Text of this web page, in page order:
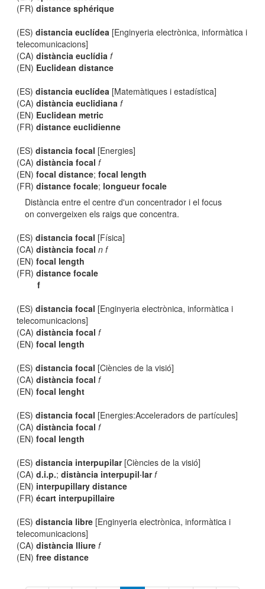
(FR)distance sphérique
(ES)distancia euclídea [Enginyeria electrònica, informàtica i
telecomunicacions]
(CA)distància euclídia f
(EN) Euclidean distance
(ES)distancia euclídea [Matemàtiques i estadística]
(CA)distància euclidiana f
(EN) Euclidean metric
(FR)distance euclidienne
(ES)distancia focal [Energies]
(CA)distància focal f
(EN)focal distance;focal length
(FR)distance focale; longueur focale
Distància entre el centre d'un concentrador i el focus
on convergeixen els raigs que concentra.
(ES)distancia focal [Física]
(CA)distància focal n f
(EN)focal length
(FR)distance focale
f
(ES)distancia focal [Enginyeria electrònica, informàtica i
telecomunicacions]
(CA)distància focal f
(EN)focal length
(ES)distancia focal [Ciències de la visió]
(CA)distància focal f
(EN)focal lenght
(ES)distancia focal [Energies:Acceleradors de partícules]
(CA)distància focal f
(EN)focal length
(ES)distancia interpupilar[Ciències de la visió]
(CA)d.i.p.;distància interpupil·lar f
(EN) interpupillary distance
(FR)écart interpupillaire
(ES)distancia libre [Enginyeria electrònica, informàtica i
telecomunicacions]
(CA)distància lliure f
(EN)free distance